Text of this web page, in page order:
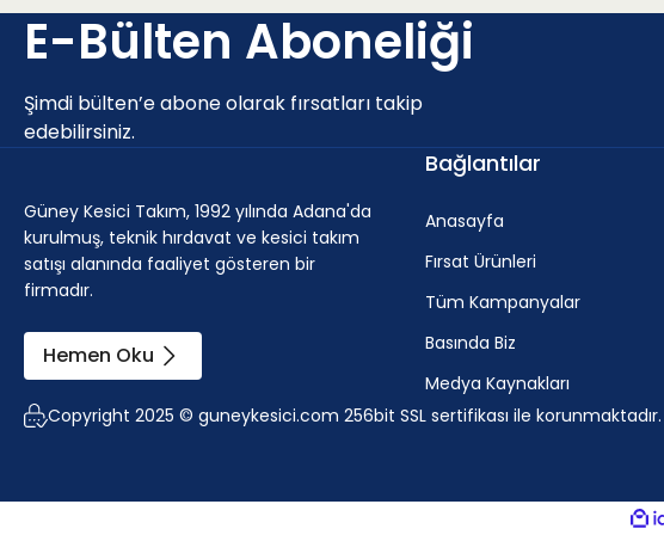
E-Bülten Aboneliği
Şimdi bülten’e abone olarak fırsatları takip
edebilirsiniz.
Güney Kesici Takım, 1992 yılında Adana'da
kurulmuş, teknik hırdavat ve kesici takım
satışı alanında faaliyet gösteren bir
firmadır.
Hemen Oku
Bağlantılar
Anasayfa
Fırsat Ürünleri
Tüm Kampanyalar
Basında Biz
Medya Kaynakları
Copyright 2025 © guneykesici.com 256bit SSL sertifikası ile korunmaktadır.